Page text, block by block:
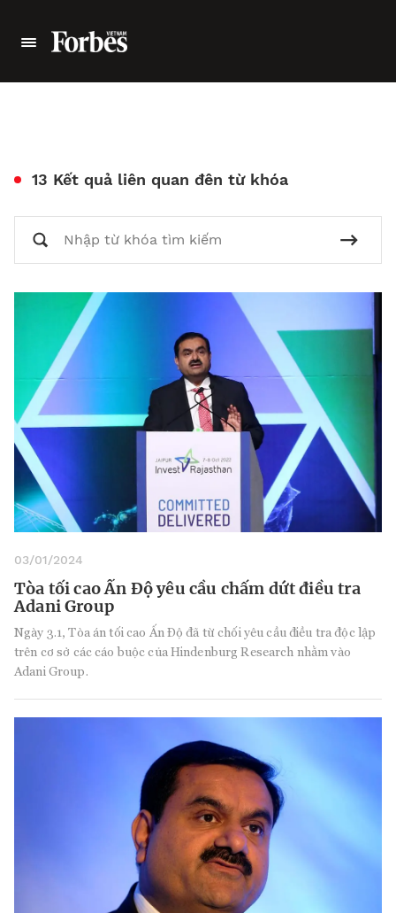
13 Kết quả liên quan đên từ khóa
03/01/2024
Tòa tối cao Ấn Độ yêu cầu chấm dứt điều tra
Adani Group
Ngày 3.1, Tòa án tối cao Ấn Độ đã từ chối yêu cầu điều tra độc lập
trên cơ sở các cáo buộc của Hindenburg Research nhằm vào
Adani Group.